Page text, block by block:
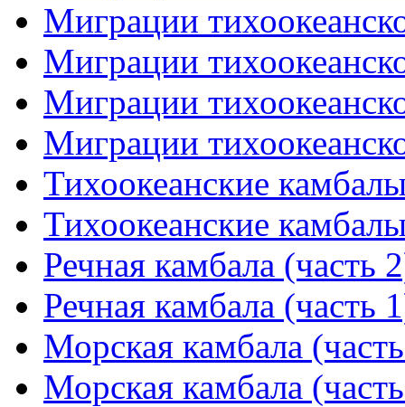
Миграции
Миграции
Миграции
Миграции
Тихоокеанские
Тихоокеанские
Речная камбала (часть
Речная камбала (часть
Морская камбала
Морская камбала